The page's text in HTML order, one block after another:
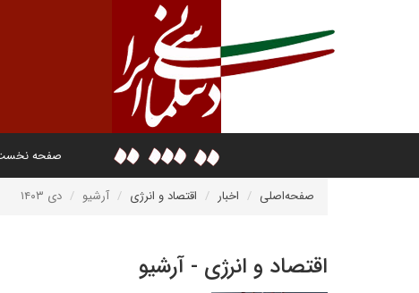
صفحه
صفحه‌اصلی اخبار اقتصاد و انرژی آرشیو دی ۱۴۰۳
اقتصاد و انرژی - آرشیو